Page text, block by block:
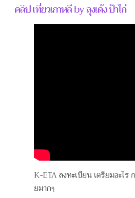
คลิป เที่ยวเกาหลี by ลุงเด้ง ป้าไก่
K-ETA ลงทะเบียน เตรียมอะไร
ยมากๆ